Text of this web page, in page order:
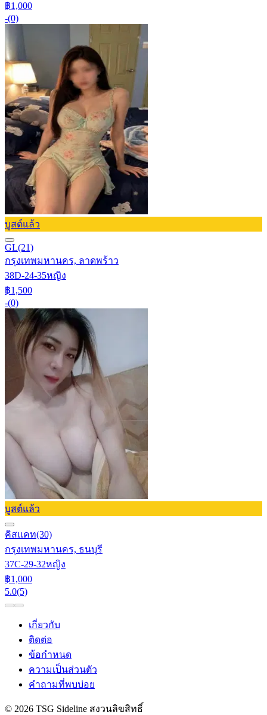
฿1,000
-(0)
บูสต์แล้ว
GL(21)
กรุงเทพมหานคร, ลาดพร้าว
38D-24-35หญิง
฿1,500
-(0)
บูสต์แล้ว
คิสแคท(30)
กรุงเทพมหานคร, ธนบุรี
37C-29-32หญิง
฿1,000
5.0(5)
เกี่ยวกับ
ติดต่อ
ข้อกำหนด
ความเป็นส่วนตัว
คำถามที่พบบ่อย
© 2026 TSG Sideline สงวนลิขสิทธิ์